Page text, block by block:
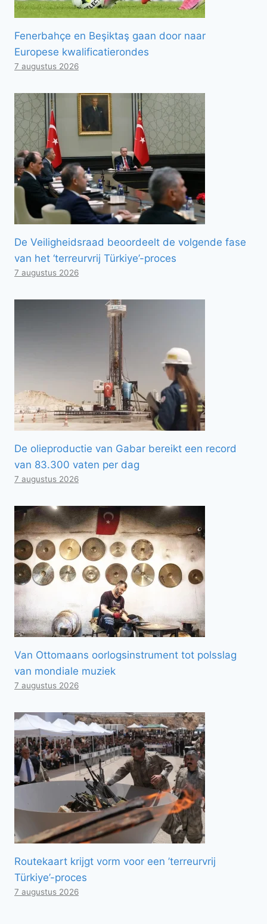
Fenerbahçe en Beşiktaş gaan door naar
Europese kwalificatierondes
7 augustus 2026
De Veiligheidsraad beoordeelt de volgende fase
van het ‘terreurvrij Türkiye’-proces
7 augustus 2026
De olieproductie van Gabar bereikt een record
van 83.300 vaten per dag
7 augustus 2026
Van Ottomaans oorlogsinstrument tot polsslag
van mondiale muziek
7 augustus 2026
Routekaart krijgt vorm voor een ’terreurvrij
Türkiye’-proces
7 augustus 2026